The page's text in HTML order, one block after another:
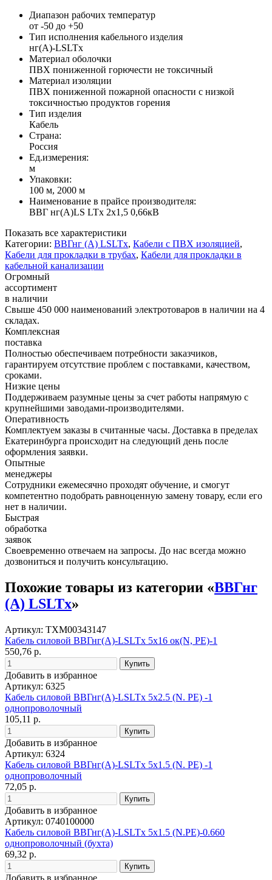
Диапазон рабочих температур
от -50 до +50
Тип исполнения кабельного изделия
нг(A)-LSLTx
Материал оболочки
ПВХ пониженной горючести не токсичный
Материал изоляции
ПВХ пониженной пожарной опасности с низкой
токсичностью продуктов горения
Тип изделия
Кабель
Страна:
Россия
Ед.измерения:
м
Упаковки:
100 м, 2000 м
Наименование в прайсе производителя:
ВВГ нг(А)LS LTx 2x1,5 0,66кВ
Показать все характеристики
Категории: ВВГнг (А) LSLTx, Кабели с ПВХ изоляцией,
Кабели для прокладки в трубах, Кабели для прокладки в
кабельной канализации
Огромный
ассортимент
в наличии
Свыше 450 000 наименований электротоваров в наличии на 4
складах.
Комплексная
поставка
Полностью обеспечиваем потребности заказчиков,
гарантируем отсутствие проблем с поставками, качеством,
сроками.
Низкие цены
Поддерживаем разумные цены за счет работы напрямую с
крупнейшими заводами-производителями.
Оперативность
Комплектуем заказы в считанные часы. Доставка в пределах
Екатеринбурга происходит на следующий день после
оформления заявки.
Опытные
менеджеры
Сотрудники ежемесячно проходят обучение, и смогут
компетентно подобрать равноценную замену товару, если его
нет в наличии.
Быстрая
обработка
заявок
Своевременно отвечаем на запросы. До нас всегда можно
дозвониться и получить консультацию.
Похожие товары из категории «ВВГнг
(А) LSLTx»
Артикул: ТХМ00343147
Кабель силовой ВВГнг(А)-LSLTx 5x16 ок(N, PE)-1
550,76 р.
Добавить в избранное
Артикул: 6325
Кабель силовой ВВГнг(А)-LSLTx 5х2.5 (N. PE) -1
однопроволочный
105,11 р.
Добавить в избранное
Артикул: 6324
Кабель силовой ВВГнг(А)-LSLTx 5х1.5 (N. PE) -1
однопроволочный
72,05 р.
Добавить в избранное
Артикул: 0740100000
Кабель силовой ВВГнг(А)-LSLTx 5х1.5 (N.PE)-0.660
однопроволочный (бухта)
69,32 р.
Добавить в избранное